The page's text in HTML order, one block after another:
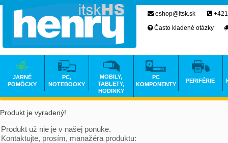
Produkt je vyradený!
Produkt už nie je v našej ponuke.
Kontaktujte, prosím, manažéra produktu:
eshop@itsk.sk
Často kladené otázky
JARNÉ
POMÔCKY
PC,
NOTEBOOKY
MOBILY,
TABLETY,
HODINKY
PC
KOMPONENTY
PERIFÉRIE